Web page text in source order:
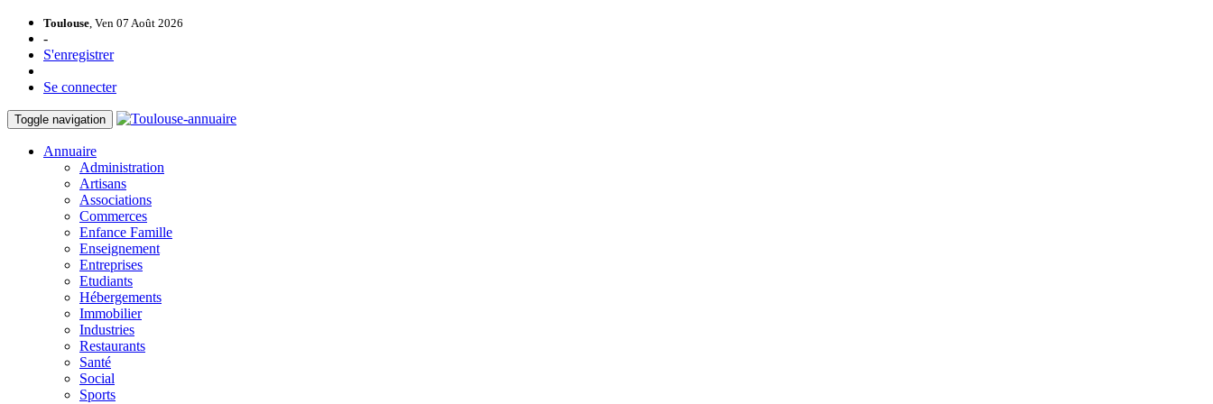
Toulouse, Ven 07 Août 2026
-
S'enregistrer
Se connecter
Toggle navigation
Annuaire
Administration
Artisans
Associations
Commerces
Enfance Famille
Enseignement
Entreprises
Etudiants
Hébergements
Immobilier
Industries
Restaurants
Santé
Social
Sports